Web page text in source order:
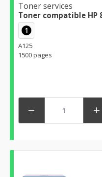
Toner services
Toner compatible HP
1
A125
1500 pages
 